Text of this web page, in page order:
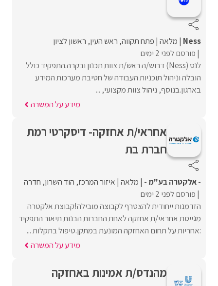
Ness מלאה פתח תקווה ראש העין ראשון לציון
פורסם לפני 2 ימים
לנס (Ness) דרוש/ה ראש/ת צוות תכנון ובקרה.התפקיד כולל
הובלה וניהול תוכניות העבודה של חטיבת מערכות המידע
בארגון.בנוסף, ניהול צוות מקצועי, ...
מידע על המשרה
אחראי/ת אחזקה- דיסקרטי רמת
חברת בת
- אלקטרה בע"מ - מלאה איזור המרכז הוד השרון חדרה
פורסם לפני 2 ימים
הזדמנות ייחודית להצטרף לקבוצה מובילה!קבוצת אלקטרה
מגייסת אחראי/ת אחזקה לאחת החברות הבנות תיאור התפקיד
:אחריות על תחום האחזקה המונעת במתקן.טיפול בתקלות ...
מידע על המשרה
מהנדס/ת אמינות באחזקה